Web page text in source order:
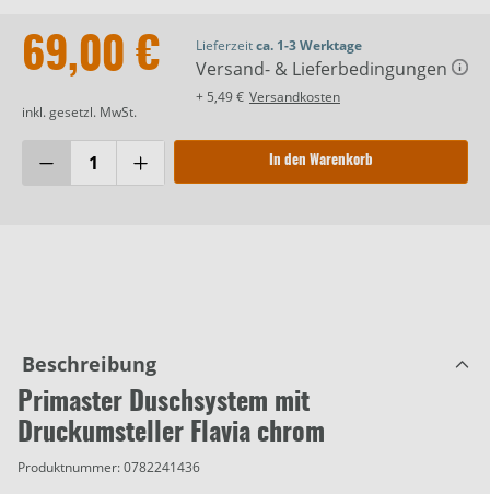
69,00 €
inkl. gesetzl. MwSt.
Lieferzeitca. 1-3 Werktage
Versand- & Lieferbedingungen
+ 5,49 € Versandkosten
In den Warenkorb
Beschreibung
Primaster Duschsystem mit
Druckumsteller Flavia chrom
Produktnummer:0782241436